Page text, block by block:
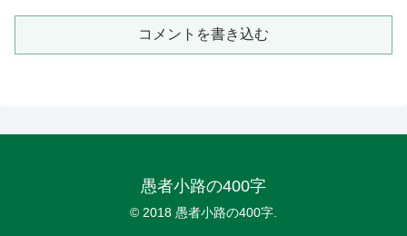
コメントを書き込む
愚者小路の400字
© 2018 愚者小路の400字.